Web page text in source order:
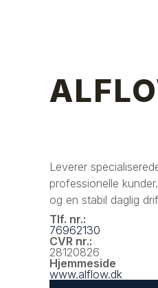
Leverer
professionelle
og en stabil daglig
Tlf. nr.:
76962130
CVR nr.:
28120826
Hjemmeside
www.alflow.dk